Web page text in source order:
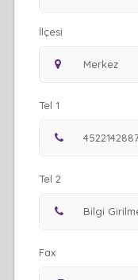
İlçesi
Tel 1
Tel 2
Fax